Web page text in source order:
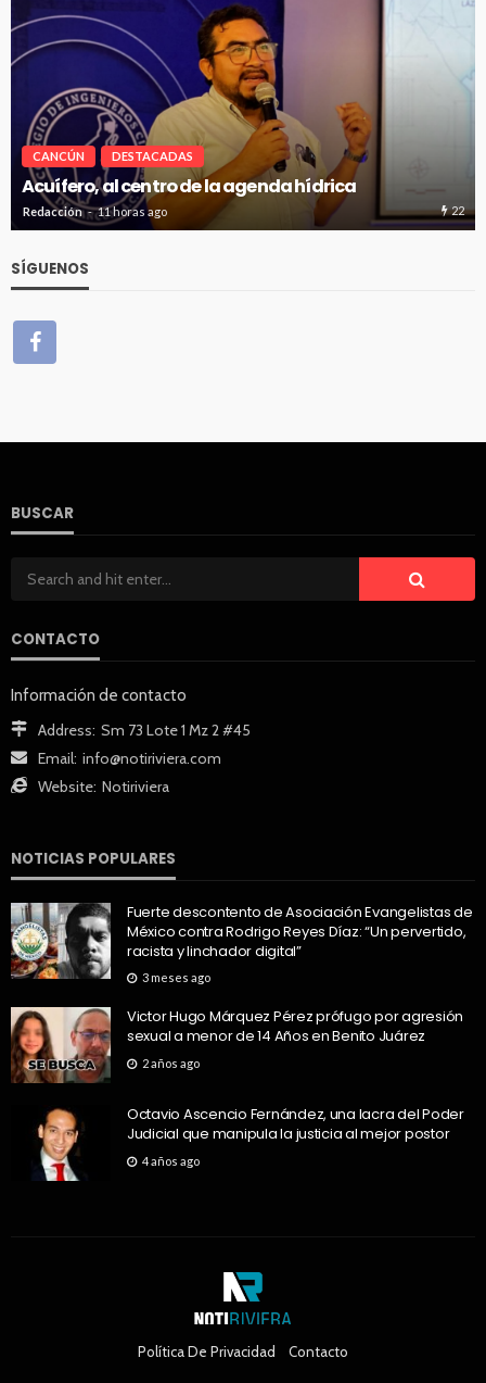
CANCÚN DESTACADAS
Renuevan 250 módulos de basura en el bulevar
Kukulcán
Redacción 11 horas ago 36
SÍGUENOS
BUSCAR
CONTACTO
Información de contacto
Address: Sm 73 Lote 1 Mz 2 #45
Email: info@notiriviera.com
Website: Notiriviera
NOTICIAS POPULARES
Fuerte descontento de Asociación Evangelistas de
México contra Rodrigo Reyes Díaz: “Un pervertido,
racista y linchador digital”
3 meses ago
Victor Hugo Márquez Pérez prófugo por agresión
sexual a menor de 14 Años en Benito Juárez
2 años ago
Octavio Ascencio Fernández, una lacra del Poder
Judicial que manipula la justicia al mejor postor
4 años ago
Política De Privacidad Contacto